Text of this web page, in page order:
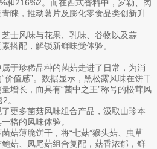
和216%2。而在西式香料中，罗勒、肉
睐，推动薯片及膨化零食品类创新升
士风味与花果、乳味、谷物以及蒜
搭配，解锁新鲜味觉体验。
于珍稀品种的菌菇走进了日常，为消
价值感”。数据显示，黑松露风味在饼干
增长，而具有“菌中之王”称号的松茸风
。
更多菌菇风味组合产品，汲取山珍本
格的风味体验。
菇薄脆饼干，将“七菇”猴头菇、虫草
菇、凤尾菇组合复配，菇香浓郁，鲜